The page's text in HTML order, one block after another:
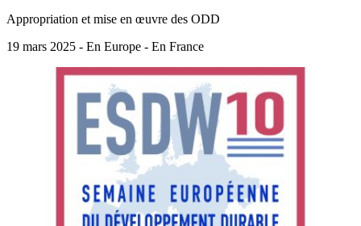
Appropriation et mise en œuvre des ODD
19 mars 2025 - En Europe - En France